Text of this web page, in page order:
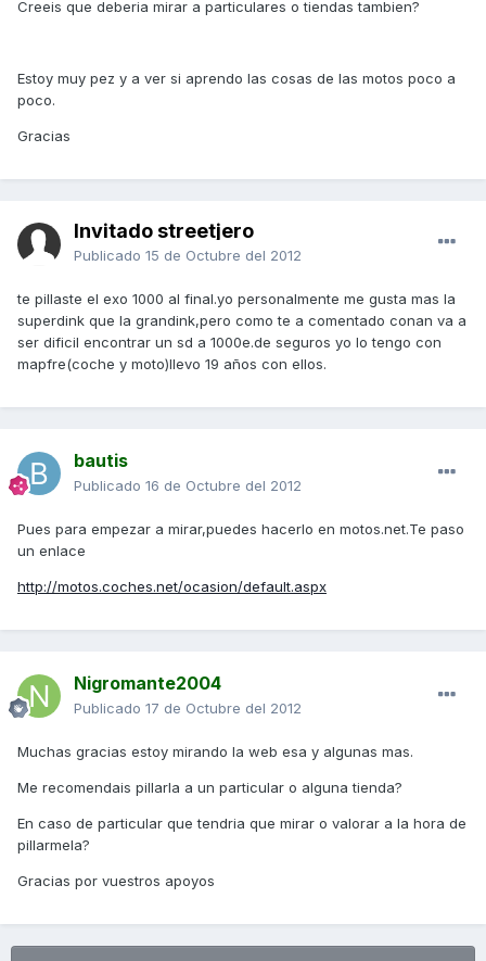
Creeis que deberia mirar a particulares o tiendas tambien?
Estoy muy pez y a ver si aprendo las cosas de las motos poco a
poco.
Gracias
Invitado streetjero
Publicado 15 de Octubre del 2012
te pillaste el exo 1000 al final.yo personalmente me gusta mas la
superdink que la grandink,pero como te a comentado conan va a
ser dificil encontrar un sd a 1000e.de seguros yo lo tengo con
mapfre(coche y moto)llevo 19 años con ellos.
bautis
Publicado 16 de Octubre del 2012
Pues para empezar a mirar,puedes hacerlo en motos.net.Te paso
un enlace
http://motos.coches.net/ocasion/default.aspx
Nigromante2004
Publicado 17 de Octubre del 2012
Muchas gracias estoy mirando la web esa y algunas mas.
Me recomendais pillarla a un particular o alguna tienda?
En caso de particular que tendria que mirar o valorar a la hora de
pillarmela?
Gracias por vuestros apoyos